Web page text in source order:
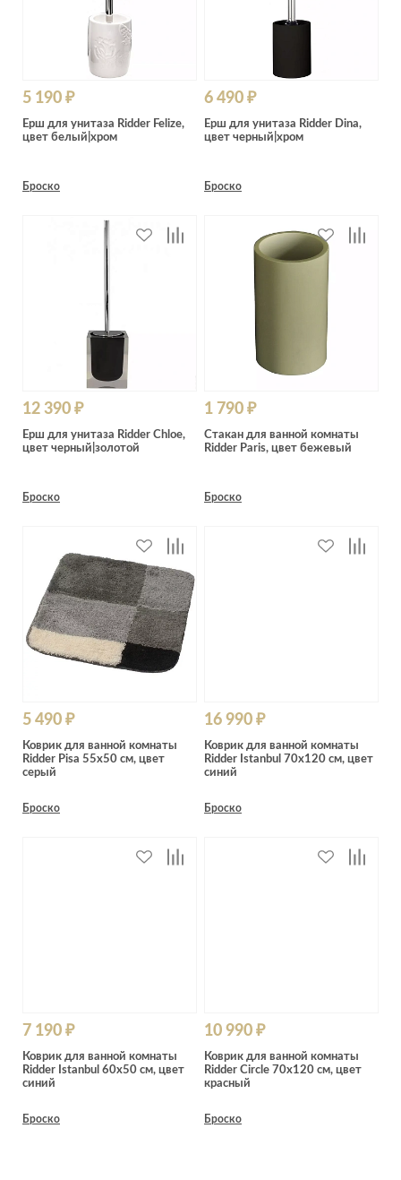
5 190 ₽
Ерш для унитаза Ridder Felize,
цвет белый|хром
Броско
6 490 ₽
Ерш для унитаза Ridder Dina,
цвет черный|хром
Броско
12 390 ₽
Ерш для унитаза Ridder Chloe,
цвет черный|золотой
Броско
1 790 ₽
Стакан для ванной комнаты
Ridder Paris, цвет бежевый
Броско
5 490 ₽
Коврик для ванной комнаты
Ridder Pisa 55х50 см, цвет
серый
Броско
16 990 ₽
Коврик для ванной комнаты
Ridder Istanbul 70х120 см, цвет
синий
Броско
7 190 ₽
Коврик для ванной комнаты
Ridder Istanbul 60х50 см, цвет
синий
Броско
10 990 ₽
Коврик для ванной комнаты
Ridder Circle 70х120 см, цвет
красный
Броско